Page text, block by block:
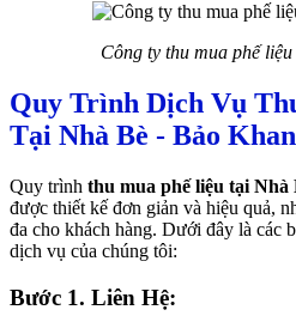
Công ty thu mua phế
Quy Trình Dịch Vụ
Tại Nhà Bè - Bảo
Quy trình thu mua phế liệu tại Nhà
được thiết kế đơn giản và hiệu quả,
đa cho khách hàng. Dưới đây là các
dịch vụ của chúng tôi:
Bước 1. Liên Hệ: